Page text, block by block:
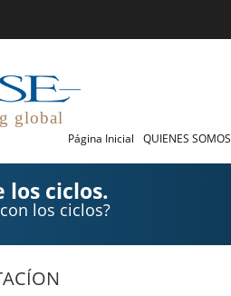
global
Página Inicial QUIENES SOMOS
los ciclos.
los ciclos?